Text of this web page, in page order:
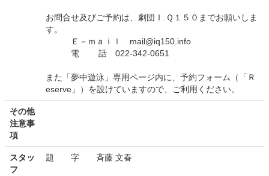
お問合せ及びご予約は、劇団Ｉ.Ｑ１５０までお願いしま
す。
Ｅ－ｍａｉｌ mail@iq150.info
電 話 022-342-0651
また「夢中遊泳」専用ページ内に、予約フォーム（「Ｒ
eserve」）を設けていますので、ご利用ください。
その他
注意事
項
スタッ
フ
題 字 斉藤 文春